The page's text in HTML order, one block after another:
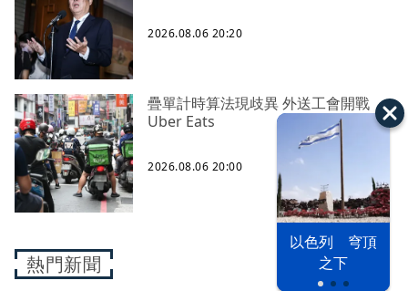
以色列 穹頂
之下
2026.08.06 20:20
疊單計時算法現歧異 外送工會開戰
Uber Eats
2026.08.06 20:00
熱門新聞